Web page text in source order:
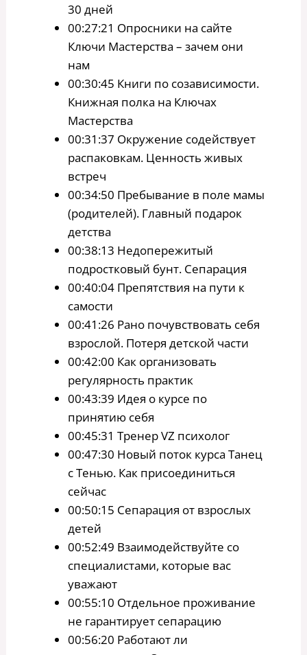
30 дней
00:27:21 Опросники на сайте
Ключи Мастерства – зачем они
нам
00:30:45 Книги по созависимости.
Книжная полка на Ключах
Мастерства
00:31:37 Окружение содействует
распаковкам. Ценность живых
встреч
00:34:50 Пребывание в поле мамы
(родителей). Главный подарок
детства
00:38:13 Недопережитый
подростковый бунт. Сепарация
00:40:04 Препятствия на пути к
самости
00:41:26 Рано почувствовать себя
взрослой. Потеря детской части
00:42:00 Как организовать
регулярность практик
00:43:39 Идея о курсе по
принятию себя
00:45:31 Тренер VZ психолог
00:47:30 Новый поток курса Танец
с Тенью. Как присоединиться
сейчас
00:50:15 Сепарация от взрослых
детей
00:52:49 Взаимодействуйте со
специалистами, которые вас
уважают
00:55:10 Отдельное проживание
не гарантирует сепарацию
00:56:20 Работают ли